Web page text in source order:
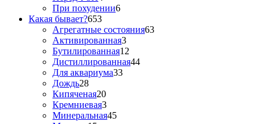
При похудении6
Какая бывает?653
Агрегатные состояния63
Активированная3
Бутилированная12
Дистиллированная44
Для аквариума33
Дождь28
Кипяченая20
Кремниевая3
Минеральная45